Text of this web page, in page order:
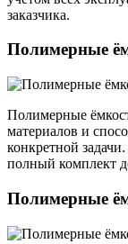
заказчика.
Полимерные
Полимерные
материалов и
конкретной
полный комплект
Полимерные